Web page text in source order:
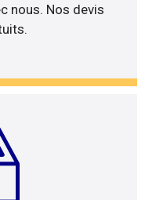
nous. Nos devis